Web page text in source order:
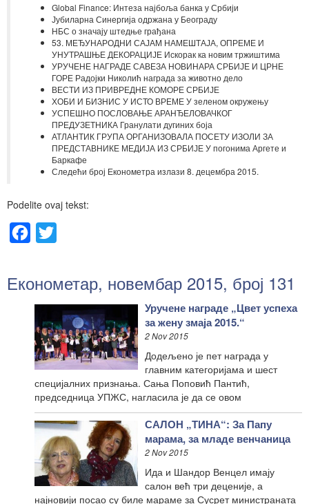
Global Finance: Интеза најбоља банка у Србији
Јубиларна Синергија одржана у Београду
НБС о значају штедње грађана
53. МЕЂУНАРОДНИ САЈАМ НАМЕШТАЈА, ОПРЕМЕ И
УНУТРАШЊЕ ДЕКОРАЦИЈЕ Искорак ка новим тржиштима
УРУЧЕНЕ НАГРАДЕ САВЕЗА НОВИНАРА СРБИЈЕ И ЦРНЕ
ГОРЕ Радојки Николић награда за животно дело
ВЕСТИ ИЗ ПРИВРЕДНЕ КОМОРЕ СРБИЈЕ
ХОБИ И БИЗНИС У ИСТО ВРЕМЕ У зеленом окружењу
УСПЕШНО ПОСЛОВАЊЕ АРАНЂЕЛОВАЧКОГ
ПРЕДУЗЕТНИКА Гранулати дугиних боја
АТЛАНТИК ГРУПА ОРГАНИЗОВАЛА ПОСЕТУ ИЗОЛИ ЗА
ПРЕДСТАВНИКЕ МЕДИЈА ИЗ СРБИЈЕ У погонима Аргете и
Баркафе
Следећи број Економетра излази 8. децембра 2015.
Podelite ovaj tekst:
Facebook
Економетар, новембар 2015, број 131
Уручене награде „Цвет успеха
за жену змаја 2015.“
2 Nov 2015
Додељено је пет награда у
главним категоријама и шест
специјалних признања. Сања Поповић Пантић,
председница УПЖС, нагласила је да се овом
САЛОН „ТИНА“: За Папу
марама, за младе венчаница
2 Nov 2015
Ида и Шандор Венцел имају
салон већ три деценије, а
најновији посао су биле мараме за Сусрет министраната